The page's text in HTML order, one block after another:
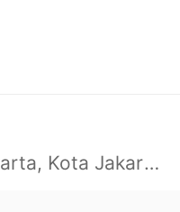
Daerah Khusus Ibukota Jakarta, Kota Jakarta Barat, Cengkareng, yy